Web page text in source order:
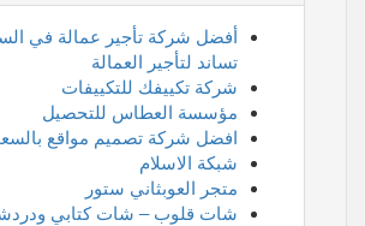
أفضل شركة تأجير عمالة في
تساند لتأجير العمالة
شركة تكييفك للتكييفات
مؤسسة العطاس للتحصيل
افضل شركة تصميم مواقع
شبكة الاسلام
متجر العوبثاني ستور
شات قلوب – شات كتابي